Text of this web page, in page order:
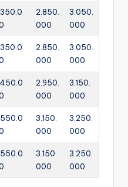
2.850.
000
3.050.
000
2.850.
000
3.050.
000
2.950.
000
3.150.
000
3.150.
000
3.250.
000
3.150.
000
3.250.
000